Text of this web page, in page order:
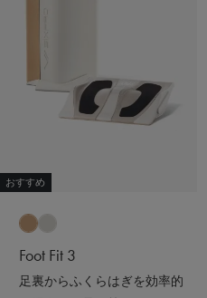
おすすめ
Foot Fit 3
足裏からふくらはぎを効率的